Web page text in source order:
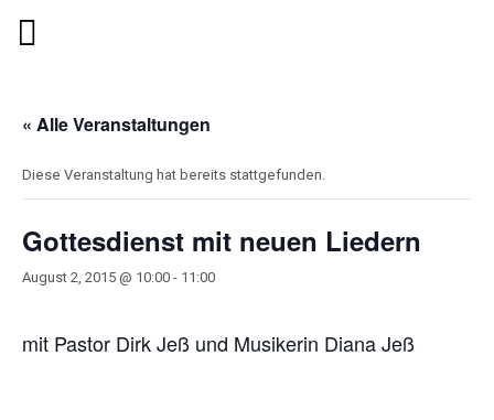
« Alle Veranstaltungen
Diese Veranstaltung hat bereits stattgefunden.
Gottesdienst mit neuen Liedern
August 2, 2015 @ 10:00 - 11:00
mit Pastor Dirk Jeß und Musikerin Diana Jeß